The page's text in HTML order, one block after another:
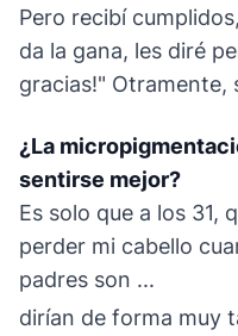
Pero recibí
da la gana, les diré
gracias!" Otramente,
¿La
sentirse mejor?
Es solo que a los 31,
perder mi cabello
padres son ...
dirían de forma muy